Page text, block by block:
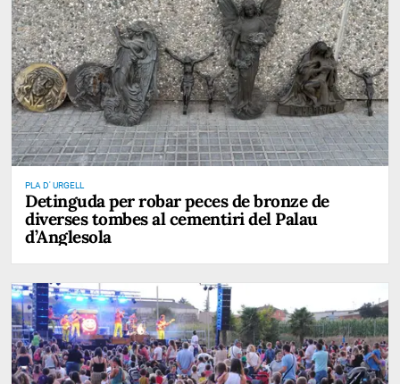
PLA D' URGELL
Detinguda per robar peces de bronze de
diverses tombes al cementiri del Palau
d’Anglesola